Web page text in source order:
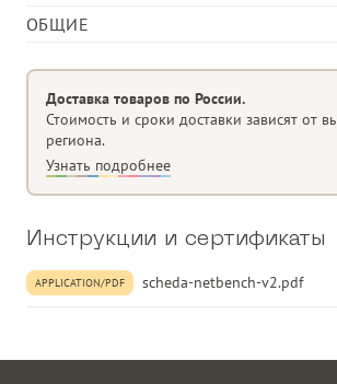
Длина, см
Высота, см
ОБЩИЕ
обработанное
Матовая отделка
Оснащен нескользящими ножками
Перерабатываемая смола.
Категория
плетения
Доставка товаров по России.
Стоимость и сроки доставки зависят от
региона.
Узнать подробнее
Инструкции и сертификаты
APPLICATION/PDF scheda-netbench-v2.pdf